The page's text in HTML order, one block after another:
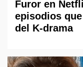
Furor en
episodios
del K-drama